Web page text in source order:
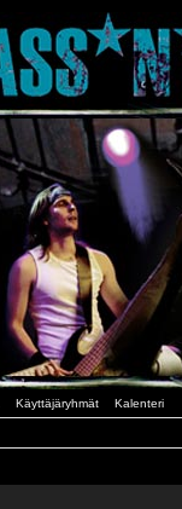
Käyttäjäryhmät Kalenteri